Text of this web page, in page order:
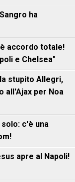
ha
accordo totale!
e Chelsea"
stupito Allegri,
all'Ajax per Noa
solo: c'è una
apre al Napoli!